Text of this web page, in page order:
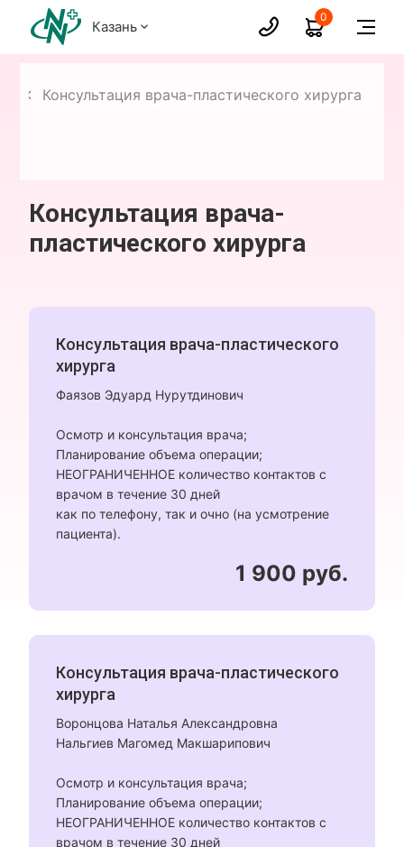
Казань
0
Консультация врача-пластического хирурга
Консультация врача-
пластического хирурга
Консультация врача-пластического
хирурга
Фаязов Эдуард Нурутдинович
Осмотр и консультация врача;
Планирование объема операции;
НЕОГРАНИЧЕННОЕ количество контактов с
врачом в течение 30 дней
как по телефону, так и очно (на усмотрение
пациента).
1 900 руб.
Консультация врача-пластического
хирурга
Воронцова Наталья Александровна
Нальгиев Магомед Макшарипович
Осмотр и консультация врача;
Планирование объема операции;
НЕОГРАНИЧЕННОЕ количество контактов с
врачом в течение 30 дней